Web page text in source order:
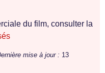
du film, consulter la
mise à jour : 13